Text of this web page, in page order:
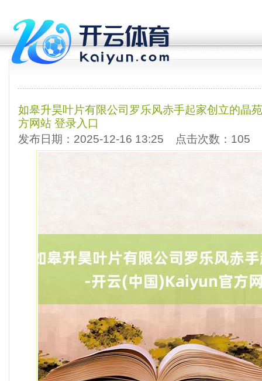
如皋升昊叶片有限公司罗乐风赤手起家创立的晶
方网站 登录入口
发布日期：2025-12-16 13:25 点击次数：105